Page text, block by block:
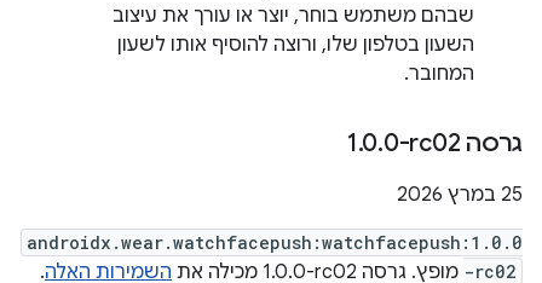
שבהם משתמש בוחר, יוצר או עורך את עיצוב
השעון בטלפון שלו, ורוצה להוסיף אותו לשעון
המחובר.
גרסה ‎1 .0.0-rc02
‫25 במרץ 2026
androidx.wear.watchfacepush:watchfacepush:1.0.0
-rc02 מופץ. גרסה ‎1.0.0-rc02 מכילה את השמירות האלה.